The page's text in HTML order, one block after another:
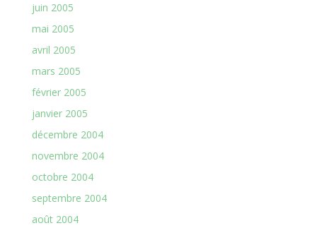
juin 2005
mai 2005
avril 2005
mars 2005
février 2005
janvier 2005
décembre 2004
novembre 2004
octobre 2004
septembre 2004
août 2004